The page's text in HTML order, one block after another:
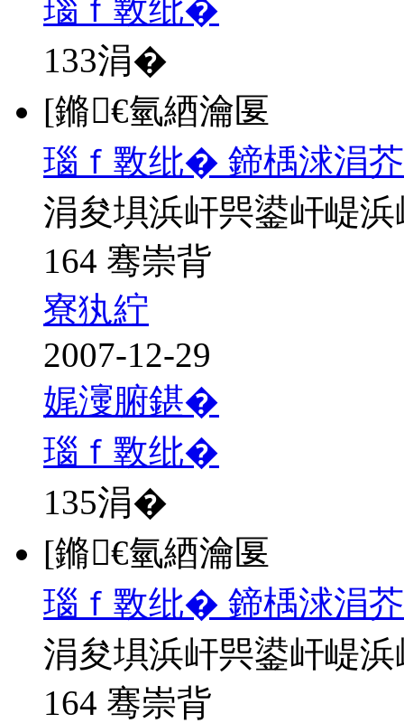
瑙ｆ斁纰�
133涓�
[鏅€氫綇瀹匽
瑙ｆ斁纰� 鍗楀浗涓
涓夋埧浜屽巺鍙屽崼
164 骞崇背
寮犱紵
2007-12-29
娓濅腑鍖�
瑙ｆ斁纰�
135涓�
[鏅€氫綇瀹匽
瑙ｆ斁纰� 鍗楀浗涓
涓夋埧浜屽巺鍙屽崼
164 骞崇背